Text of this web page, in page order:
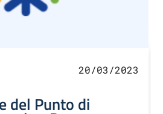
20/03/2023
del Punto di